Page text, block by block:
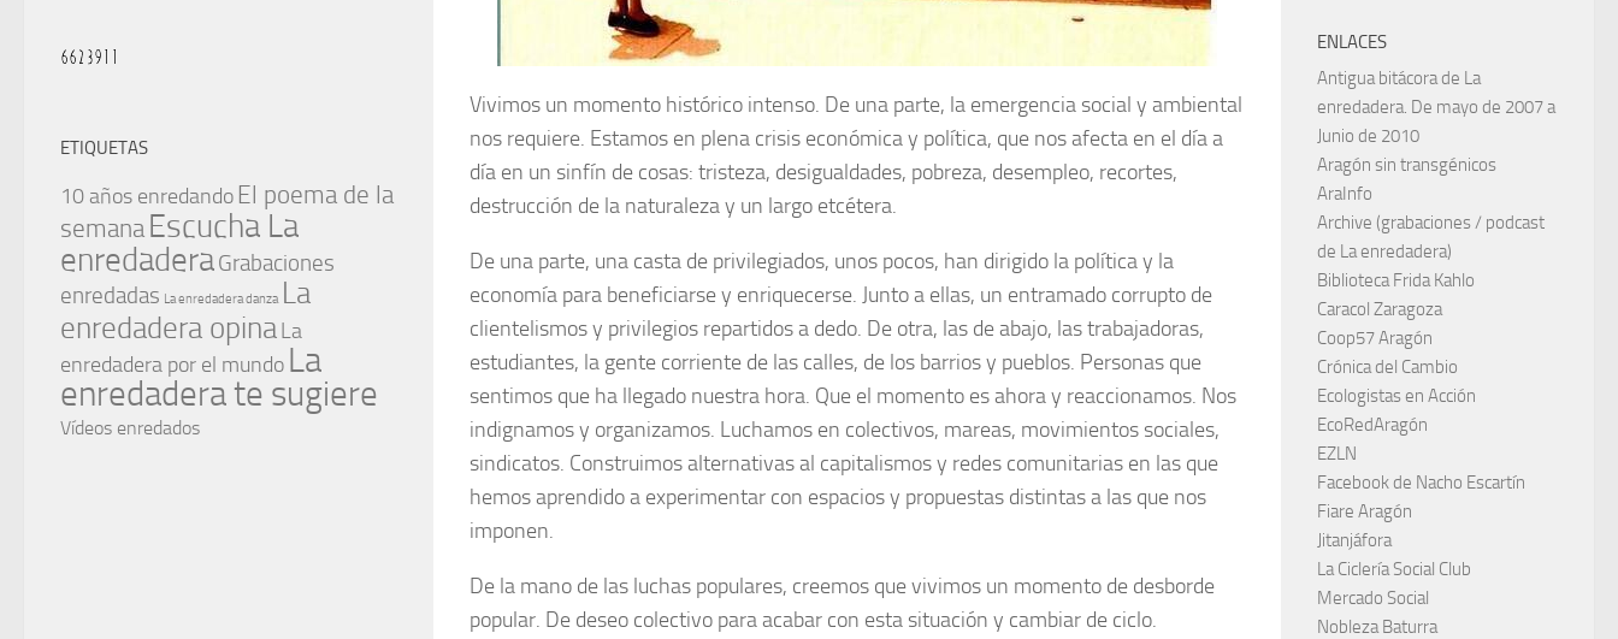
Vivimos un momento histórico intenso. De una parte, la emergencia social y ambiental
nos requiere. Estamos en plena crisis económica y política, que nos afecta en el día a
día en un sinfín de cosas: tristeza, desigualdades, pobreza, desempleo, recortes,
destrucción de la naturaleza y un largo etcétera.
De una parte, una casta de privilegiados, unos pocos, han dirigido la política y la
economía para beneficiarse y enriquecerse. Junto a ellas, un entramado corrupto de
clientelismos y privilegios repartidos a dedo. De otra, las de abajo, las trabajadoras,
estudiantes, la gente corriente de las calles, de los barrios y pueblos. Personas que
sentimos que ha llegado nuestra hora. Que el momento es ahora y reaccionamos. Nos
indignamos y organizamos. Luchamos en colectivos, mareas, movimientos sociales,
sindicatos. Construimos alternativas al capitalismos y redes comunitarias en las que
hemos aprendido a experimentar con espacios y propuestas distintas a las que nos
imponen.
De la mano de las luchas populares, creemos que vivimos un momento de desborde
popular. De deseo colectivo para acabar con esta situación y cambiar de ciclo.
ETIQUETAS
10 años enredando El poema de la
semana Escucha La
enredaderaGrabaciones
enredadas La enredadera danza La
enredadera opina La
enredadera por el mundo La
enredadera te sugiere
Vídeos enredados
ENLACES
Antigua bitácora de La
enredadera. De mayo de 2007 a
Junio de 2010
Aragón sin transgénicos
AraInfo
Archive (grabaciones / podcast
de La enredadera)
Biblioteca Frida Kahlo
Caracol Zaragoza
Coop57 Aragón
Crónica del Cambio
Ecologistas en Acción
EcoRedAragón
EZLN
Facebook de Nacho Escartín
Fiare Aragón
Jitanjáfora
La Ciclería Social Club
Mercado Social
Nobleza Baturra